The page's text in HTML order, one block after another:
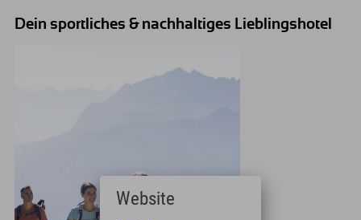
Dein sportliches & nachhaltiges Lieblingshotel
Website